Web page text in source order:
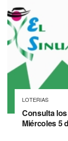
LOTERIAS
Consulta
Miércoles 5